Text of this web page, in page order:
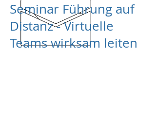
Seminar Führung auf
Distanz - Virtuelle
Teams wirksam leiten